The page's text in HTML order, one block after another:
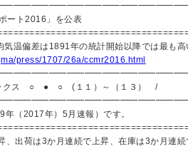
ート2016」を公表
温偏差は1891年の統計開始以降では最も高
press/1707/26a/ccmr2016.html
○ ● ○ (１１）～（１３） /
（2017年）5月速報）です。
、出荷は3か月連続で上昇、在庫は3か月連続